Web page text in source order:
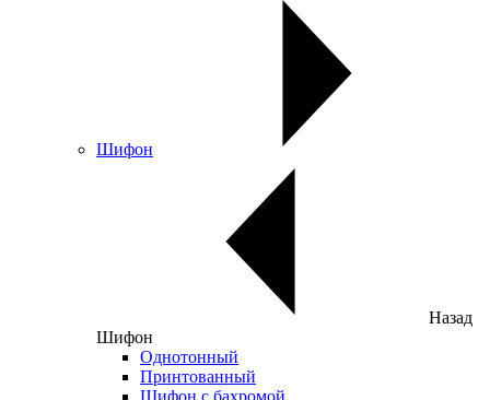
Шифон
Назад
Шифон
Однотонный
Принтованный
Шифон с бахромой